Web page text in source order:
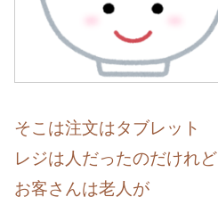
そこは注文はタブレット
レジは人だったのだけれど
お客さんは老人が